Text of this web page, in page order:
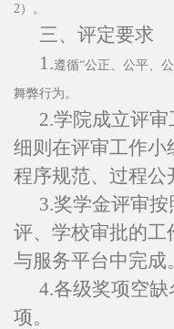
2）。
三、评定要求
1.遵循“公正、公平、
舞弊行为。
2.学院成立评
细则在评审工作小
程序规范、过程公
3.奖学金评审
评、学校审批的工
与服务平台中完成。
4.各级奖项空
项。